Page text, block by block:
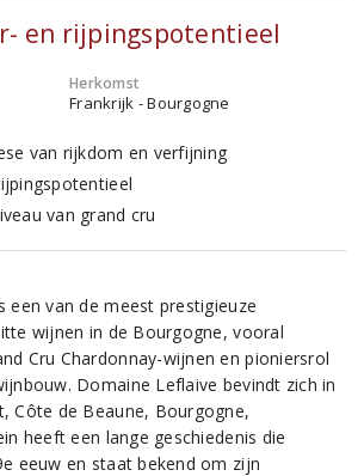
en rijpingspotentieel
Herkomst
Frankrijk - Bourgogne
van rijkdom en verfijning
van grand cru
een van de meest prestigieuze
wijnen in de Bourgogne, vooral
Cru Chardonnay-wijnen en pioniersrol
Domaine Leflaive bevindt zich in
Côte de Beaune, Bourgogne,
heeft een lange geschiedenis die
eeuw en staat bekend om zijn